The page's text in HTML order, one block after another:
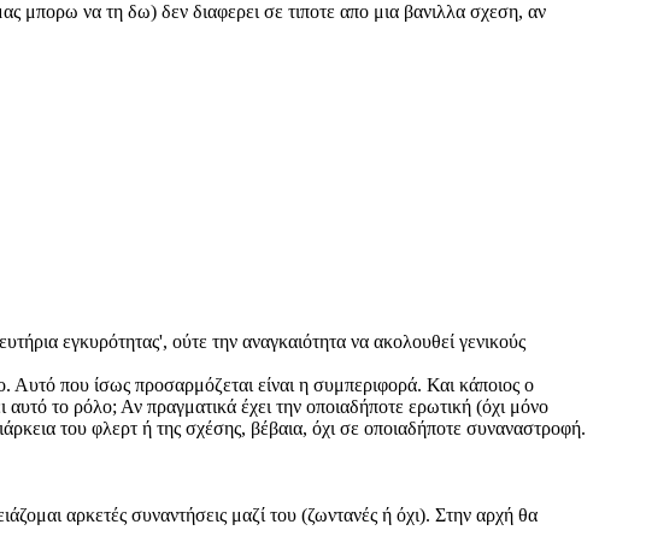
μπορω να τη δω) δεν διαφερει σε τιποτε απο μια βανιλλα σχεση, αν
εγκυρότητας', ούτε την αναγκαιότητα να ακολουθεί γενικούς
που ίσως προσαρμόζεται είναι η συμπεριφορά. Και κάποιος ο
αυτό το ρόλο; Αν πραγματικά έχει την οποιαδήποτε ερωτική (όχι μόνο
του φλερτ ή της σχέσης, βέβαια, όχι σε οποιαδήποτε συναναστροφή.
αρκετές συναντήσεις μαζί του (ζωντανές ή όχι). Στην αρχή θα